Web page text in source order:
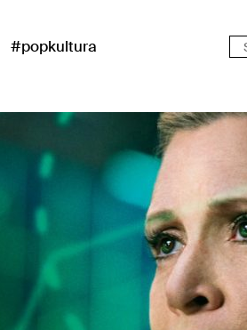
#popkultura